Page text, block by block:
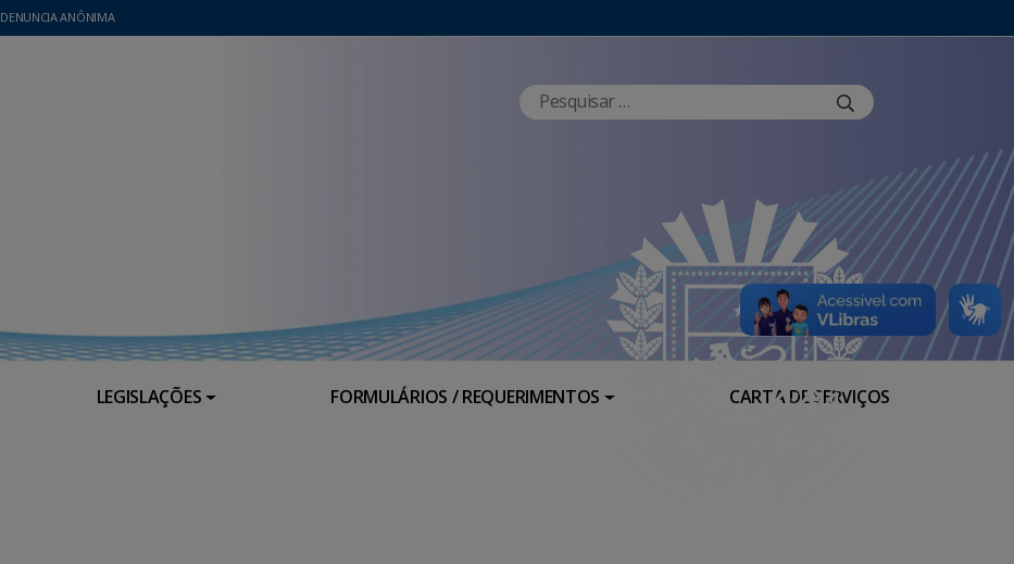
DENUNCIA ANÔNIMA
LEGISLAÇÕES FORMULÁRIOS / REQUERIMENTOS CARTA DE SERVIÇOS